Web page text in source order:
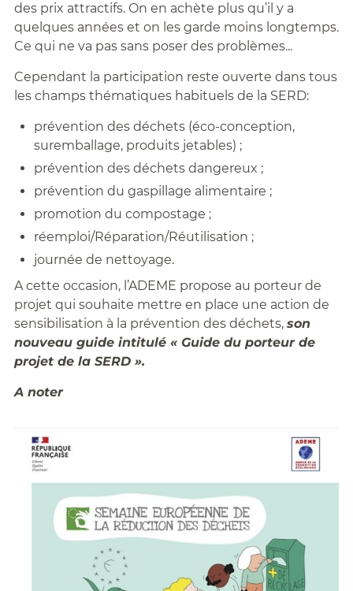
des prix attractifs. On en achète plus qu’il y a
quelques années et on les garde moins longtemps.
Ce qui ne va pas sans poser des problèmes...
Cependant la participation reste ouverte dans tous
les champs thématiques habituels de la SERD:
prévention des déchets (éco-conception,
suremballage, produits jetables) ;
prévention des déchets dangereux ;
prévention du gaspillage alimentaire ;
promotion du compostage ;
réemploi/Réparation/Réutilisation ;
journée de nettoyage.
A cette occasion, l’ADEME propose au porteur de
projet qui souhaite mettre en place une action de
sensibilisation à la prévention des déchets, son
nouveau guide intitulé « Guide du porteur de
projet de la SERD ».
A noter